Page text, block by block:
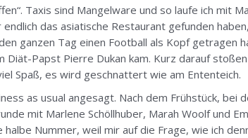
Taxis sind Mangelware und so laufe ich mit
das asiatische Restaurant gefunden
ganzen Tag einen Football als Kopf getragen
Papst Pierre Dukan kam. Kurz darauf
Spaß, es wird geschnattert wie am Ententeich.
as usual angesagt. Nach dem Frühstück, bei
mit Marlene Schöllhuber, Marah Woolf und
Nummer, weil mir auf die Frage, wie ich